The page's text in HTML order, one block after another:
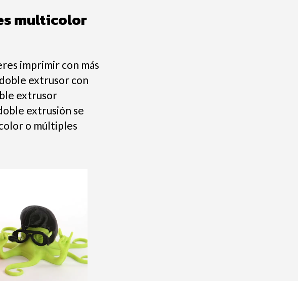
multicolor
imprimir con más
extrusor con
extrusor
extrusión se
o múltiples